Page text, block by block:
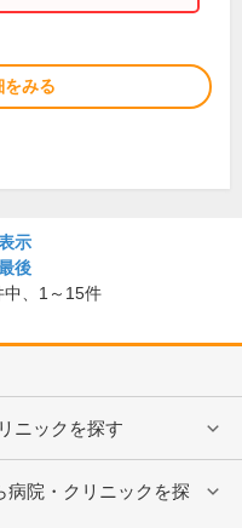
をみる
示
後
、 1～15件
ニックを探す
病院・クリニックを探